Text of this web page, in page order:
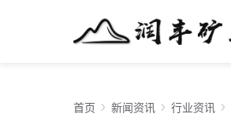
首页 新闻资讯 行业资讯